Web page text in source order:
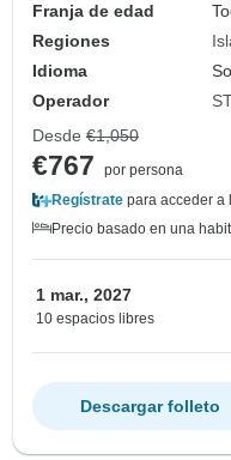
Franja de edad
Regiones
Idioma
Operador
Desde €1,050
€767
por persona
Regístrate para acceder a
Precio basado en una
1 mar., 2027
10 espacios libres
Descargar folleto